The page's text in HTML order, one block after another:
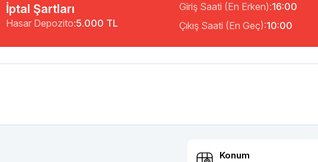
İptal Şartları
Hasar Depozito:5.000 TL
Giriş Saati (En Erken):16:00
Çıkış Saati (En Geç):10:00
Konum